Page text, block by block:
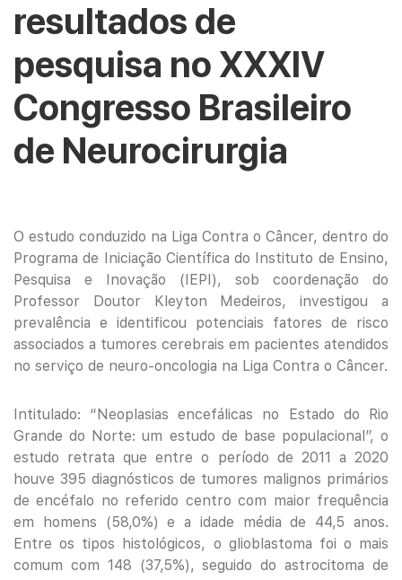
resultados de
pesquisa no XXXIV
Congresso Brasileiro
de Neurocirurgia
O estudo conduzido na Liga Contra o Câncer, dentro do
Programa de Iniciação Científica do Instituto de Ensino,
Pesquisa e Inovação (IEPI), sob coordenação do
Professor Doutor Kleyton Medeiros, investigou a
prevalência e identificou potenciais fatores de risco
associados a tumores cerebrais em pacientes atendidos
no serviço de neuro-oncologia na Liga Contra o Câncer.
Intitulado: “Neoplasias encefálicas no Estado do Rio
Grande do Norte: um estudo de base populacional”, o
estudo retrata que entre o período de 2011 a 2020
houve 395 diagnósticos de tumores malignos primários
de encéfalo no referido centro com maior frequência
em homens (58,0%) e a idade média de 44,5 anos.
Entre os tipos histológicos, o glioblastoma foi o mais
comum com 148 (37,5%), seguido do astrocitoma de